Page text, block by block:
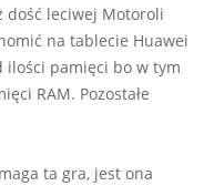
dość leciwej Motoroli
na tablecie Huawei
ilości pamięci bo w tym
RAM. Pozostałe
ta gra, jest ona